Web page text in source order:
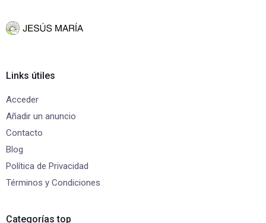
Links útiles
Acceder
Añadir un anuncio
Contacto
Blog
Política de Privacidad
Términos y Condiciones
Categorías top